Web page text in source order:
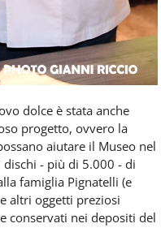
dolce è stata anche
progetto, ovvero la
aiutare il Museo nel
- più di 5.000 - di
famiglia Pignatelli (e
altri oggetti preziosi
conservati nei depositi del